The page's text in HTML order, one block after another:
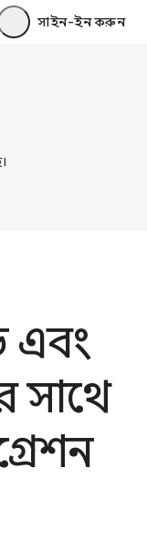
সাইন-ইন করুন
এবং
সাথে